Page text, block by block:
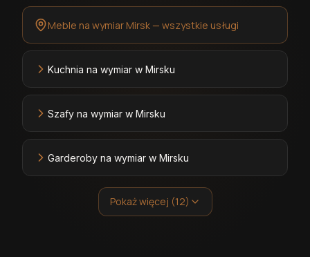
Meble na wymiar Mirsk — wszystkie usługi
Kuchnia na wymiar w Mirsku
Szafy na wymiar w Mirsku
Garderoby na wymiar w Mirsku
Pokaż więcej (12)